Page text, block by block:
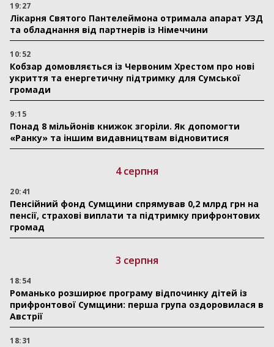
19:27
Лікарня Святого Пантелеймона отримала апарат УЗД
та обладнання від партнерів із Німеччини
10:52
Кобзар домовляється із Червоним Хрестом про нові
укриття та енергетичну підтримку для Сумської
громади
9:15
Понад 8 мільйонів книжок згоріли. Як допомогти
«Ранку» та іншим видавництвам відновитися
4 серпня
20:41
Пенсійний фонд Сумщини спрямував 0,2 млрд грн на
пенсії, страхові виплати та підтримку прифронтових
громад
3 серпня
18:54
Романько розширює програму відпочинку дітей із
прифронтової Сумщини: перша група оздоровилася в
Австрії
18:31